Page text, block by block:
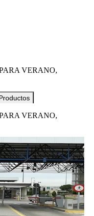
VERANO,
VERANO,